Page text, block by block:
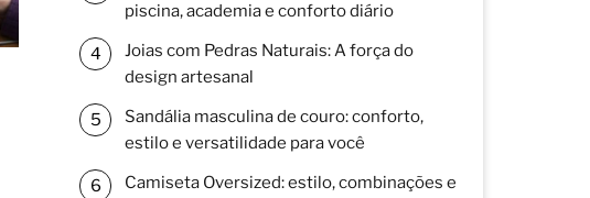
piscina, academia e conforto diário
Joias com Pedras Naturais: A força do
design artesanal
Sandália masculina de couro: conforto,
estilo e versatilidade para você
Camiseta Oversized: estilo, combinações e